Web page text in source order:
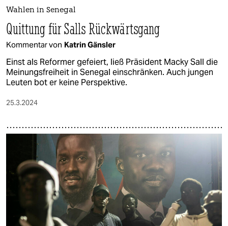
Wahlen in Senegal
Quittung für Salls Rückwärtsgang
Kommentar von Katrin Gänsler
Einst als Reformer gefeiert, ließ Präsident Macky Sall die
Meinungsfreiheit in Senegal einschränken. Auch jungen
Leuten bot er keine Perspektive.
25.3.2024